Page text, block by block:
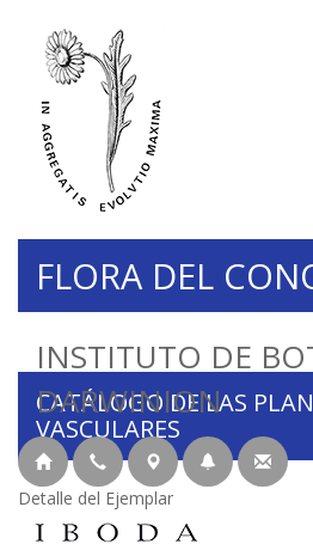
INSTITUTO DE
DARWINION
FLORA DEL
CATÁLOGO DE LAS
VASCULARES
Detalle del Ejemplar